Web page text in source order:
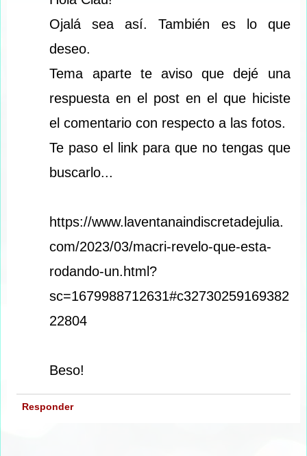
Ojalá sea así. También es lo que
deseo.
Tema aparte te aviso que dejé una
respuesta en el post en el que hiciste
el comentario con respecto a las fotos.
Te paso el link para que no tengas que
buscarlo...
https://www.laventanaindiscretadejulia.
com/2023/03/macri-revelo-que-esta-
rodando-un.html?
sc=1679988712631#c32730259169382
22804
Beso!
Responder